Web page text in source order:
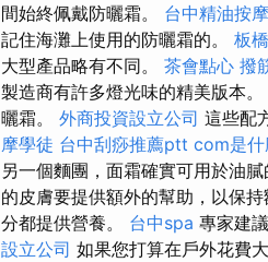
間始終佩戴防曬霜。 台中精油按摩
記住海灘上使用的防曬霜的。 板
大型產品略有不同。 茶會點心 撥
製造商有許多燈光味的精美版本。
曬霜。 外商投資設立公司 這些配
摩學徒 台中刮痧推薦ptt com是什
另一個麵團，面霜確實可用於油
的皮膚要提供額外的幫助，以保持
分都提供營養。 台中spa 專家建
設立公司 如果您打算在戶外花費